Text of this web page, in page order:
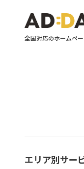
全国対応のホームペ
エリア別サー